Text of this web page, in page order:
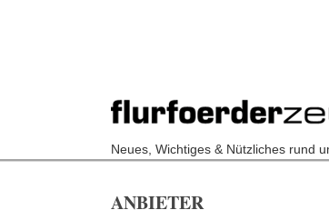
Neues, Wichtiges & Nützliches rund
ANBIETER